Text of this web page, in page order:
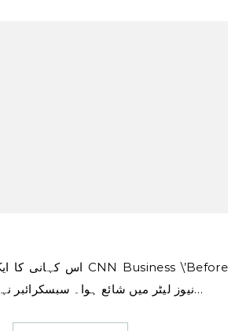
اس کہانی کا ایک ورژن پہلی بار CNN Business \’Before
the Bell نیوز لیٹر میں شائع ہوا۔ سبسکرائبر نہیں؟ آپ…